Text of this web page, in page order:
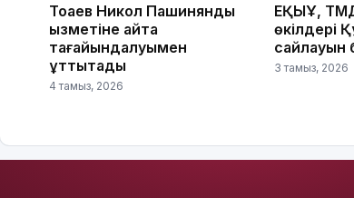
Тоқаев Никол Пашинянды
қызметіне қайта
тағайындалуымен
құттықтады
4 тамыз, 2026
ЕҚЫҰ,
өкілдері
сайлауын
3 тамыз, 2026